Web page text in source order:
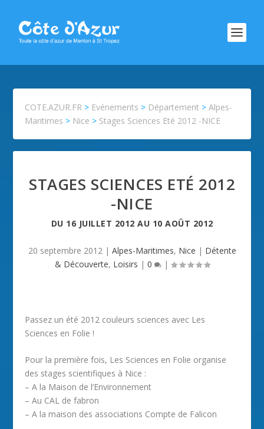
COTE.AZUR.FR > Evénements > Département >Alpes-
Maritimes > Nice > Stages Sciences Eté 2012 -NICE
STAGES SCIENCES ETÉ 2012
-NICE
DU 16 JUILLET 2012 AU 10 AOÛT 2012
20 septembre 2012| Alpes-Maritimes, Nice | Détente
& Découverte, Loisirs | 0 |
Passez un été 2012 couleurs sciences avec Les
Sciences en Folie !
Pour la première fois, Les Sciences en Folie organise
des stages scientifiques à Nice :
– A la Maison de l’Environnement
– Au CAL de fabron
– A la maison des associations Compte de Falicon